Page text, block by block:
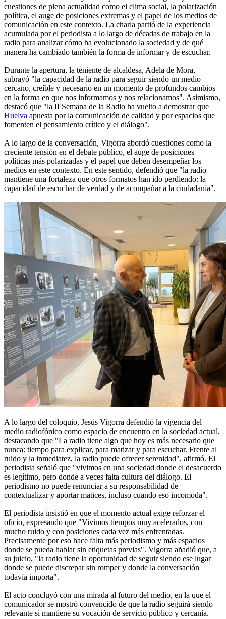
cuestiones de plena actualidad como el clima social, la polarización
política, el auge de posiciones extremas y el papel de los medios de
comunicación en este contexto. La charla partió de la experiencia
acumulada por el periodista a lo largo de décadas de trabajo en la
radio para analizar cómo ha evolucionado la sociedad y de qué
manera ha cambiado también la forma de informar y de escuchar.
Durante la apertura, la teniente de alcaldesa, Adela de Mora,
subrayó "la capacidad de la radio para seguir siendo un medio
cercano, creíble y necesario en un momento de profundos cambios
en la forma en que nos informamos y nos relacionamos". Asimismo,
destacó que "la II Semana de la Radio ha vuelto a demostrar que
Huelva apuesta por la comunicación de calidad y por espacios que
fomenten el pensamiento crítico y el diálogo".
A lo largo de la conversación, Vigorra abordó cuestiones como la
creciente tensión en el debate público, el auge de posiciones
políticas más polarizadas y el papel que deben desempeñar los
medios en este contexto. En este sentido, defendió que "la radio
mantiene una fortaleza que otros formatos han ido perdiendo: la
capacidad de escuchar de verdad y de acompañar a la ciudadanía".
A lo largo del coloquio, Jesús Vigorra defendió la vigencia del
medio radiofónico como espacio de encuentro en la sociedad actual,
destacando que "La radio tiene algo que hoy es más necesario que
nunca: tiempo para explicar, para matizar y para escuchar. Frente al
ruido y la inmediatez, la radio puede ofrecer serenidad", afirmó. El
periodista señaló que "vivimos en una sociedad donde el desacuerdo
es legítimo, pero donde a veces falta cultura del diálogo. El
periodismo no puede renunciar a su responsabilidad de
contextualizar y aportar matices, incluso cuando eso incomoda".
El periodista insistió en que el momento actual exige reforzar el
oficio, expresando que "Vivimos tiempos muy acelerados, con
mucho ruido y con posiciones cada vez más enfrentadas.
Precisamente por eso hace falta más periodismo y más espacios
donde se pueda hablar sin etiquetas previas". Vigorra añadió que, a
su juicio, "la radio tiene la oportunidad de seguir siendo ese lugar
donde se puede discrepar sin romper y donde la conversación
todavía importa".
El acto concluyó con una mirada al futuro del medio, en la que el
comunicador se mostró convencido de que la radio seguirá siendo
relevante si mantiene su vocación de servicio público y cercanía.